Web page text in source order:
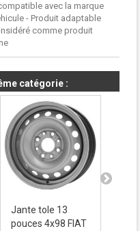
avec la marque
- Produit adaptable
comme produit
catégorie :
Jante tole 13
pouces 4x98 FIAT